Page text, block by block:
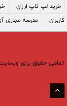
خرید لپ تاپ ارزان
کاربران
مدرسه مجازی
تمامی حقوق برای